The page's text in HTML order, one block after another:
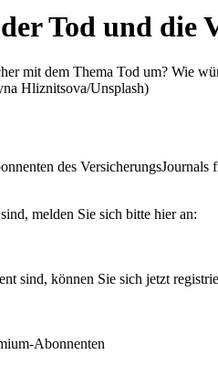
Tod und die
mit dem Thema Tod um? Wie
Hliznitsova/Unsplash)
des
melden Sie sich bitte hier an:
sind, können Sie sich jetzt
Abonnenten